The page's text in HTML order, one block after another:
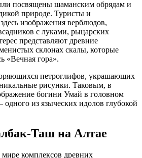
посвящены шаманским обрядам и
природе. Туристы и
изображения верблюдов,
с луками, рыцарских
представляют древние
склонах скалы, которые
«Вечная гора».
петроглифов, украшающих
рисунки. Таковым, в
богини Умай в головном
из языческих идолов глубокой
Таш на Алтае
комплексов древних